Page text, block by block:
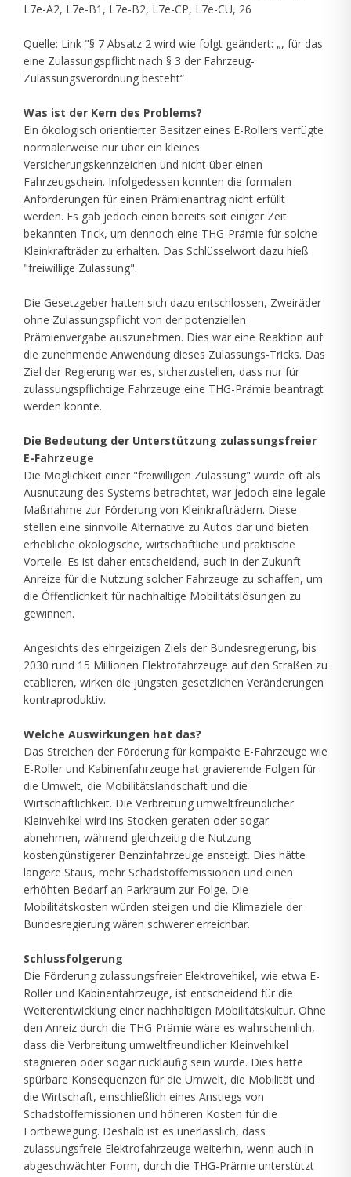
L7e-A2, L7e-B1, L7e-B2, L7e-CP, L7e-CU, 26
Quelle: Link "§ 7 Absatz 2 wird wie folgt geändert: „, für das
eine Zulassungspflicht nach § 3 der Fahrzeug-
Zulassungsverordnung besteht“
Was ist der Kern des Problems?
Ein ökologisch orientierter Besitzer eines E-Rollers verfügte
normalerweise nur über ein kleines
Versicherungskennzeichen und nicht über einen
Fahrzeugschein. Infolgedessen konnten die formalen
Anforderungen für einen Prämienantrag nicht erfüllt
werden. Es gab jedoch einen bereits seit einiger Zeit
bekannten Trick, um dennoch eine THG-Prämie für solche
Kleinkrafträder zu erhalten. Das Schlüsselwort dazu hieß
"freiwillige Zulassung".
Die Gesetzgeber hatten sich dazu entschlossen, Zweiräder
ohne Zulassungspflicht von der potenziellen
Prämienvergabe auszunehmen. Dies war eine Reaktion auf
die zunehmende Anwendung dieses Zulassungs-Tricks. Das
Ziel der Regierung war es, sicherzustellen, dass nur für
zulassungspflichtige Fahrzeuge eine THG-Prämie beantragt
werden konnte.
Die Bedeutung der Unterstützung zulassungsfreier
E-Fahrzeuge
Die Möglichkeit einer "freiwilligen Zulassung" wurde oft als
Ausnutzung des Systems betrachtet, war jedoch eine legale
Maßnahme zur Förderung von Kleinkrafträdern. Diese
stellen eine sinnvolle Alternative zu Autos dar und bieten
erhebliche ökologische, wirtschaftliche und praktische
Vorteile. Es ist daher entscheidend, auch in der Zukunft
Anreize für die Nutzung solcher Fahrzeuge zu schaffen, um
die Öffentlichkeit für nachhaltige Mobilitätslösungen zu
gewinnen.
Angesichts des ehrgeizigen Ziels der Bundesregierung, bis
2030 rund 15 Millionen Elektrofahrzeuge auf den Straßen zu
etablieren, wirken die jüngsten gesetzlichen Veränderungen
kontraproduktiv.
Welche Auswirkungen hat das?
Das Streichen der Förderung für kompakte E-Fahrzeuge wie
E-Roller und Kabinenfahrzeuge hat gravierende Folgen für
die Umwelt, die Mobilitätslandschaft und die
Wirtschaftlichkeit. Die Verbreitung umweltfreundlicher
Kleinvehikel wird ins Stocken geraten oder sogar
abnehmen, während gleichzeitig die Nutzung
kostengünstigerer Benzinfahrzeuge ansteigt. Dies hätte
längere Staus, mehr Schadstoffemissionen und einen
erhöhten Bedarf an Parkraum zur Folge. Die
Mobilitätskosten würden steigen und die Klimaziele der
Bundesregierung wären schwerer erreichbar.
Schlussfolgerung
Die Förderung zulassungsfreier Elektrovehikel, wie etwa E-
Roller und Kabinenfahrzeuge, ist entscheidend für die
Weiterentwicklung einer nachhaltigen Mobilitätskultur. Ohne
den Anreiz durch die THG-Prämie wäre es wahrscheinlich,
dass die Verbreitung umweltfreundlicher Kleinvehikel
stagnieren oder sogar rückläufig sein würde. Dies hätte
spürbare Konsequenzen für die Umwelt, die Mobilität und
die Wirtschaft, einschließlich eines Anstiegs von
Schadstoffemissionen und höheren Kosten für die
Fortbewegung. Deshalb ist es unerlässlich, dass
zulassungsfreie Elektrofahrzeuge weiterhin, wenn auch in
abgeschwächter Form, durch die THG-Prämie unterstützt